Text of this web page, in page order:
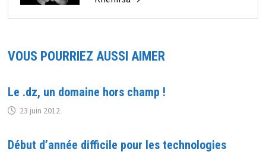
VOUS POURRIEZ AUSSI AIMER
Le .dz, un domaine hors champ !
23 juin 2012
Début d’année difficile pour les technologies